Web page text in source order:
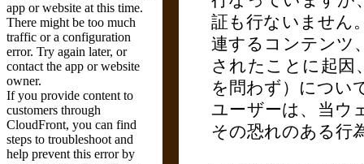
証も行ないません
連するコンテンツ
されたことに起因
を問わず）につい
ユーザーは、当ウ
その恐れのある行